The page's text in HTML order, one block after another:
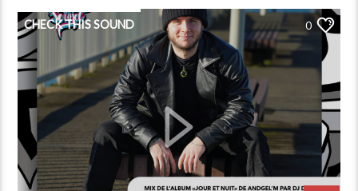
CHECK THIS SOUND 0